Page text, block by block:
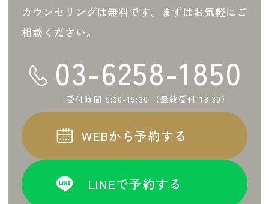
カウンセリングは無料です。まずはお気軽にご
相談ください。
03-6258-1850
受付時間 9:30-19:30 （最終受付 18:30）
WEBから予約する
LINEで予約する